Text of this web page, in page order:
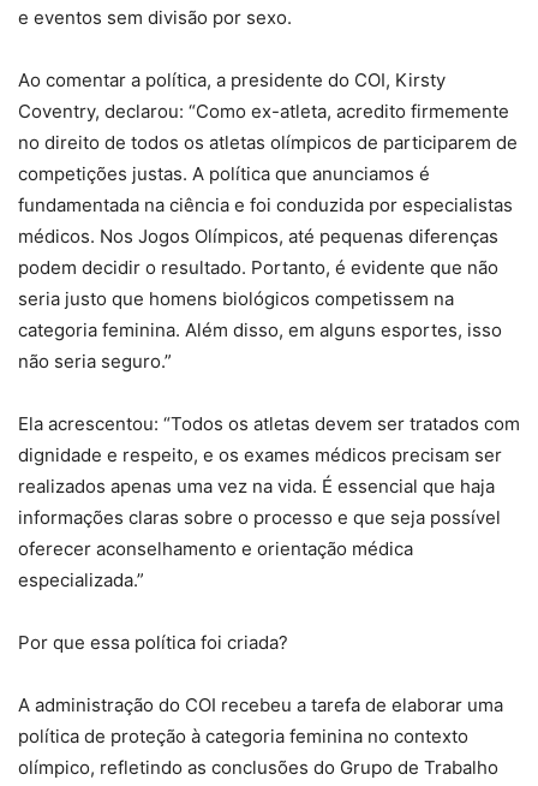
e eventos sem divisão por sexo.
Ao comentar a política, a presidente do COI, Kirsty
Coventry, declarou: “Como ex-atleta, acredito firmemente
no direito de todos os atletas olímpicos de participarem de
competições justas. A política que anunciamos é
fundamentada na ciência e foi conduzida por especialistas
médicos. Nos Jogos Olímpicos, até pequenas diferenças
podem decidir o resultado. Portanto, é evidente que não
seria justo que homens biológicos competissem na
categoria feminina. Além disso, em alguns esportes, isso
não seria seguro.”
Ela acrescentou: “Todos os atletas devem ser tratados com
dignidade e respeito, e os exames médicos precisam ser
realizados apenas uma vez na vida. É essencial que haja
informações claras sobre o processo e que seja possível
oferecer aconselhamento e orientação médica
especializada.”
Por que essa política foi criada?
A administração do COI recebeu a tarefa de elaborar uma
política de proteção à categoria feminina no contexto
olímpico, refletindo as conclusões do Grupo de Trabalho